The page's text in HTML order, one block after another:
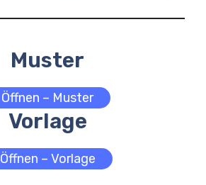
Muster
Öffnen – Muster
Vorlage
Öffnen – Vorlage